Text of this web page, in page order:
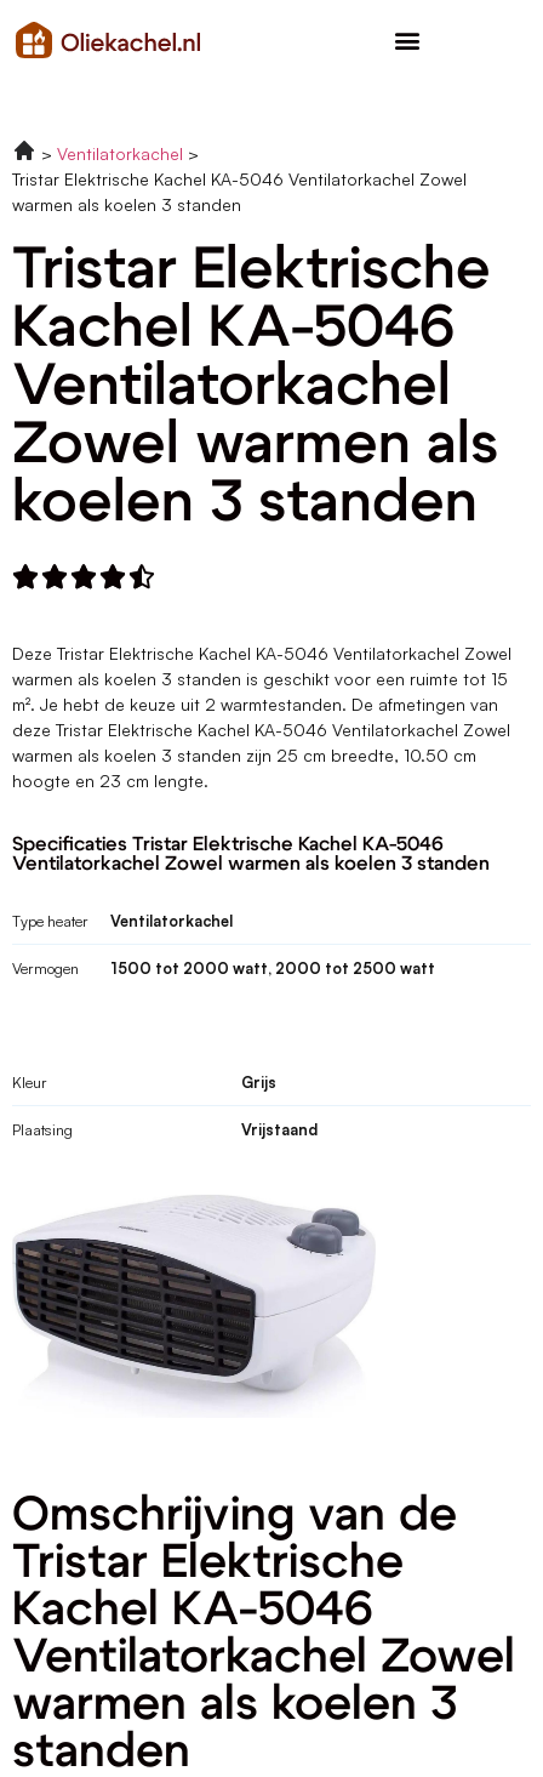
Ventilatorkachel
Tristar Elektrische Kachel KA-5046 Ventilatorkachel Zowel
warmen als koelen 3 standen
Tristar Elektrische
Kachel KA-5046
Ventilatorkachel
Zowel warmen als
koelen 3 standen

Deze Tristar Elektrische Kachel KA-5046 Ventilatorkachel Zowel
warmen als koelen 3 standen is geschikt voor een ruimte tot 15
m². Je hebt de keuze uit 2 warmtestanden. De afmetingen van
deze Tristar Elektrische Kachel KA-5046 Ventilatorkachel Zowel
warmen als koelen 3 standen zijn 25 cm breedte, 10.50 cm
hoogte en 23 cm lengte.
Specificaties Tristar Elektrische Kachel KA-5046
Ventilatorkachel Zowel warmen als koelen 3 standen
Type heater Ventilatorkachel
Vermogen 1500 tot 2000 watt, 2000 tot 2500 watt
Kleur Grijs
Plaatsing Vrijstaand
Omschrijving van de
Tristar Elektrische
Kachel KA-5046
Ventilatorkachel Zowel
warmen als koelen 3
standen